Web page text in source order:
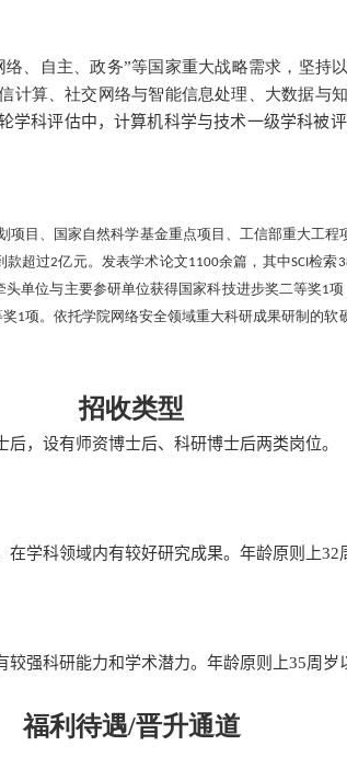
、自主、政务”等国家重大战略需求，坚持
计算、社交网络与智能信息处理、大数据与
学科评估中，计算机科学与技术一级学科被
目、国家自然科学基金重点项目、工信部重大工程
款超过2亿元。发表学术论文1100余篇，其中SCI检索
头单位与主要参研单位获得国家科技进步奖二等奖1项
1项。依托学院网络安全领域重大科研成果研制的
招收类型
，设有师资博士后、科研博士后两类岗位。
学科领域内有较好研究成果。年龄原则上32
强科研能力和学术潜力。年龄原则上35周岁
福利待遇/晋升通道